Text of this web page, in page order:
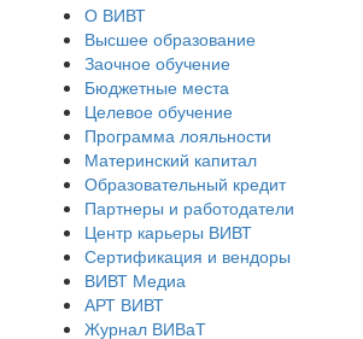
О ВИВТ
Высшее образование
Заочное обучение
Бюджетные места
Целевое обучение
Программа лояльности
Материнский капитал
Образовательный кредит
Партнеры и работодатели
Центр карьеры ВИВТ
Сертификация и вендоры
ВИВТ Медиа
АРТ ВИВТ
Журнал ВИВаТ